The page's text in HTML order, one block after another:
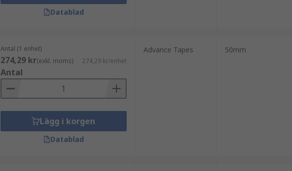
Datablad
Antal (1 enhet)
274,29 kr(exkl. moms) 274,29 kr/enhet
Antal
Lägg i korgen
Datablad
Advance Tapes 50mm